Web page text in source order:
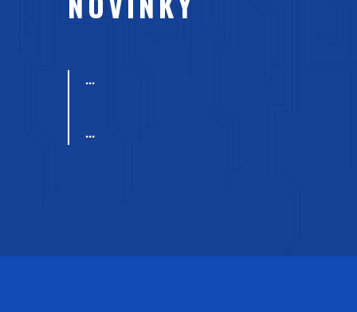
...
...